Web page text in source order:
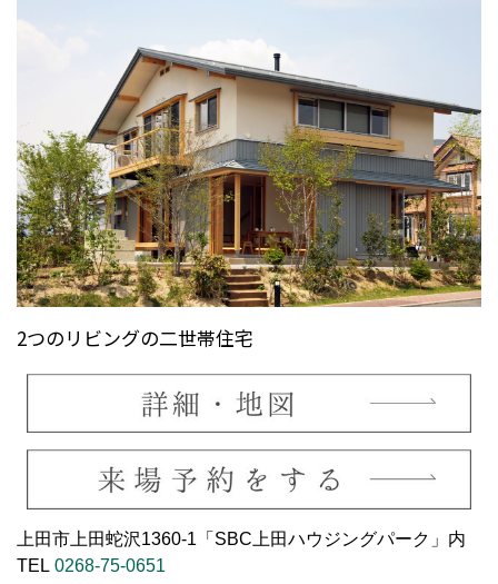
2つのリビングの二世帯住宅
上田市上田蛇沢1360-1「SBC上田ハウジングパーク」内
TEL 0268-75-0651